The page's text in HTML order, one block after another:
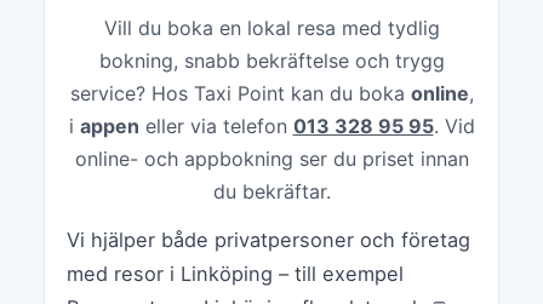
Vill du boka en lokal resa med tydlig
bokning, snabb bekräftelse och trygg
service? Hos Taxi Point kan du boka online,
i appen eller via telefon 013 328 95 95. Vid
online- och appbokning ser du priset innan
du bekräftar.
Vi hjälper både privatpersoner och företag
med resor i Linköping – till exempel